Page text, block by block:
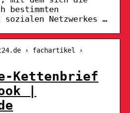
bestimmten
Netzwerkes …
› fachartikel ›
Kettenbrief
|